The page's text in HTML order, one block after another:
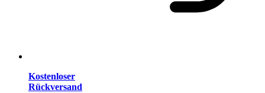
Kostenloser
Rückversand